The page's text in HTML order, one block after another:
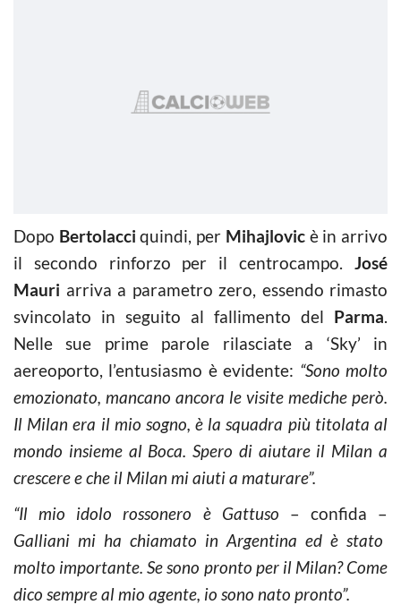
Dopo Bertolacci quindi, per Mihajlovicè in arrivo
il secondo rinforzo per il centrocampo. José
Mauri arriva a parametro zero, essendo rimasto
svincolato in seguito al fallimento del Parma.
Nelle sue prime parole rilasciate a ‘Sky’ in
aereoporto, l’entusiasmo è evidente: “Sono molto
emozionato, mancano ancora le visite mediche però.
Il Milan era il mio sogno, è la squadra più titolata al
mondo insieme al Boca. Spero di aiutare il Milan a
crescere e che il Milan mi aiuti a maturare”.
“Il mio idolo rossonero è Gattuso – confida –
Galliani mi ha chiamato in Argentina ed è stato
molto importante. Se sono pronto per il Milan? Come
dico sempre al mio agente, io sono nato pronto”.